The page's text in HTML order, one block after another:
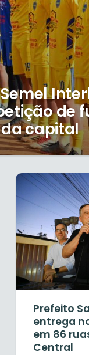
de
capital
Prefeito
entrega
em 86
Central